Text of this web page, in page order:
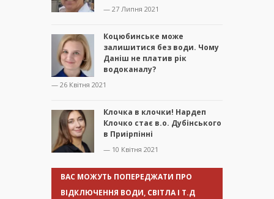
— 27 Липня 2021
Коцюбинське може
залишитися без води. Чому
Даніш не платив рік
водоканалу?
— 26 Квітня 2021
Клочка в клочки! Нардеп
Клочко стає в.о. Дубінського
в Приірпінні
— 10 Квітня 2021
ВАС МОЖУТЬ ПОПЕРЕДЖАТИ ПРО
ВІДКЛЮЧЕННЯ ВОДИ, СВІТЛА І Т.Д